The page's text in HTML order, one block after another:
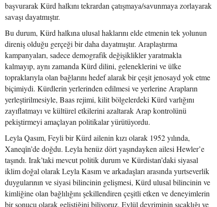
başvurarak Kürd halkını tekrardan çatışmaya/savunmaya zorlayarak
savaşı dayatmıştır.
Bu durum, Kürd halkına ulusal haklarını elde etmenin tek yolunun
direniş olduğu gerçeği bir daha dayatmıştır. Araplaştırma
kampanyaları, sadece demografik değişiklikler yaratmakla
kalmayıp, aynı zamanda Kürd dilini, geleneklerini ve ülke
topraklarıyla olan bağlarını hedef alarak bir çeşit jenosayd yok etme
biçimiydi. Kürdlerin yerlerinden edilmesi ve yerlerine Arapların
yerleştirilmesiyle, Baas rejimi, kilit bölgelerdeki Kürd varlığını
zayıflatmayı ve kültürel etkilerini azaltarak Arap kontrolünü
pekiştirmeyi amaçlayan politikalar yürütüyordu.
Leyla Qasım, Feyli bir Kürd ailenin kızı olarak 1952 yılında,
Xaneqîn’de doğdu. Leyla henüz dört yaşındayken ailesi Hewler’e
taşındı. Irak’taki mevcut politik durum ve Kürdistan’daki siyasal
iklim doğal olarak Leyla Kasım ve arkadaşları arasında yurtseverlik
duygularının ve siyasi bilincinin gelişmesi, Kürd ulusal bilincinin ve
kimliğine olan bağlılığını şekillendiren çeşitli etken ve deneyimlerin
bir sonucu olarak geliştiğini biliyoruz. Eylül devriminin sıcaklığı ve